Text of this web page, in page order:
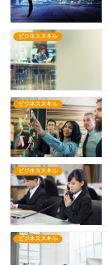
ビジネススキル
ビジネススキル
ビジネススキル
ビジネススキル